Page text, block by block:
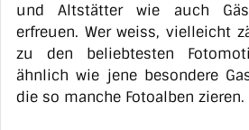
und Altstätter wie auch
erfreuen. Wer weiss, vielleicht
zu den beliebtesten
ähnlich wie jene besondere
die so manche Fotoalben zieren.